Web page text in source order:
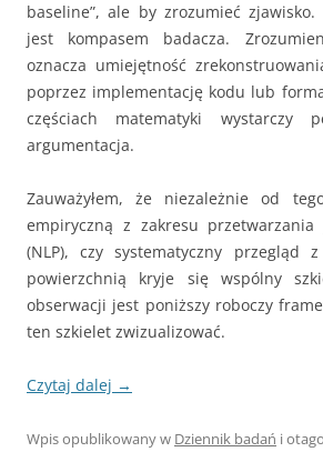
baseline”, ale by zrozumieć zjawisko.
jest kompasem badacza.
oznacza umiejętność
poprzez implementację kodu lub
częściach matematyki wystarczy
argumentacja.
Zauważyłem, że niezależnie od
empiryczną z zakresu przetwarzania
(NLP), czy systematyczny przegląd
powierzchnią kryje się wspólny
obserwacji jest poniższy roboczy
ten szkielet zwizualizować.
Czytaj dalej →
Wpis opublikowany w Dziennik badań i